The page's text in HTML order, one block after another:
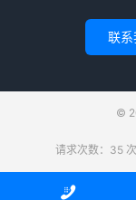
联系
©
请求次数：35
